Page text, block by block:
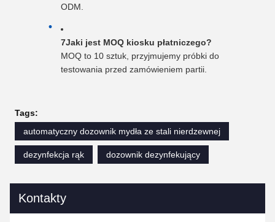
ODM.
7Jaki jest MOQ kiosku płatniczego?
MOQ to 10 sztuk, przyjmujemy próbki do
testowania przed zamówieniem partii.
Tags:
automatyczny dozownik mydła ze stali nierdzewnej
dezynfekcja rąk dozownik dezynfekujący
Kontakty